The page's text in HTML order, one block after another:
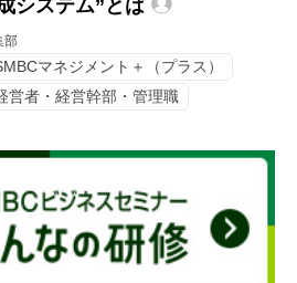
システム”とは
部
マネジメント＋（プラス）
営者・経営幹部・管理職